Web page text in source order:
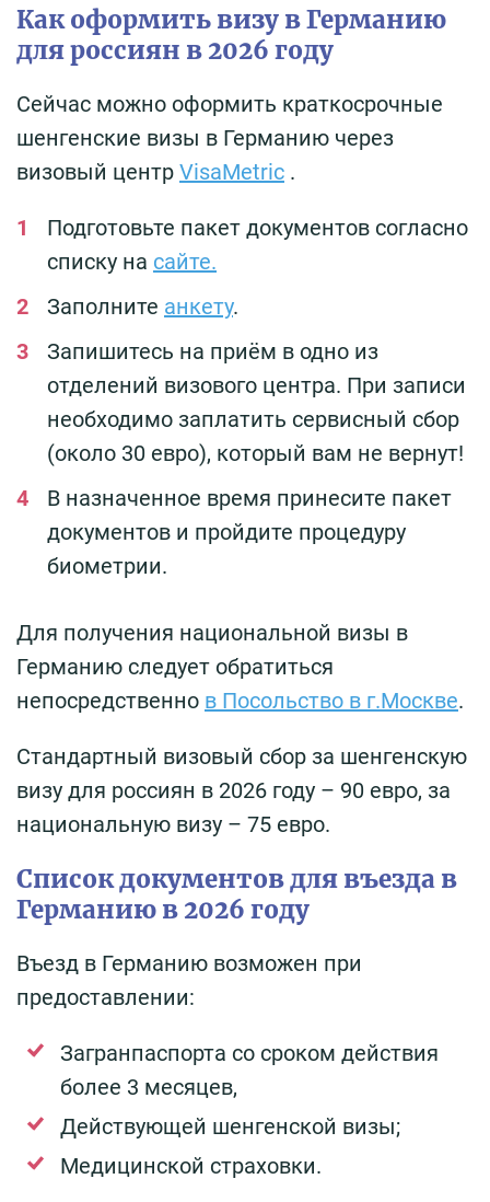
Как оформить визу в Германию
для россиян в 2026 году
Сейчас можно оформить краткосрочные
шенгенские визы в Германию через
визовый центр VisaMetric .
Подготовьте пакет документов согласно
списку на сайте.
Заполните анкету.
Запишитесь на приём в одно из
отделений визового центра. При записи
необходимо заплатить сервисный сбор
(около 30 евро), который вам не вернут!
В назначенное время принесите пакет
документов и пройдите процедуру
биометрии.
Для получения национальной визы в
Германию следует обратиться
непосредственно в Посольство в г.Москве.
Стандартный визовый сбор за шенгенскую
визу для россиян в 2026 году – 90 евро, за
национальную визу – 75 евро.
Список документов для въезда в
Германию в 2026 году
Въезд в Германию возможен при
предоставлении:
Загранпаспорта со сроком действия
более 3 месяцев,
Действующей шенгенской визы;
Медицинской страховки.